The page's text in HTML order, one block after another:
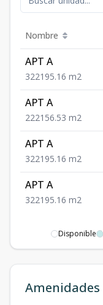
Nombre
APT A
322195.16 m2
APT A
222156.53 m2
APT A
322195.16 m2
APT A
322195.16 m2
Disponible
Amenidades